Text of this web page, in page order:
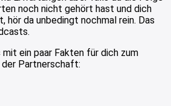
noch nicht gehört hast und dich
hör da unbedingt nochmal rein. Das
ein paar Fakten für dich zum
der Partnerschaft: